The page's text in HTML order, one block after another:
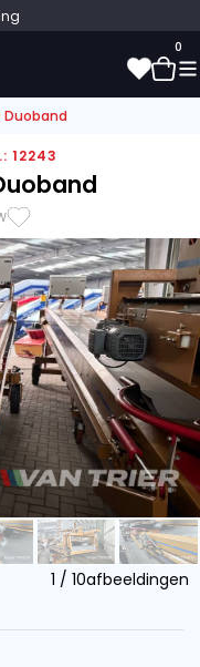
0
Duoband
12243
1 / 10afbeeldingen